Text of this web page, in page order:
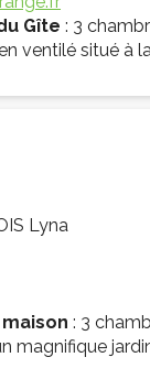
Gîte : 3
ventilé situé à
Lyna
: 3
magnifique